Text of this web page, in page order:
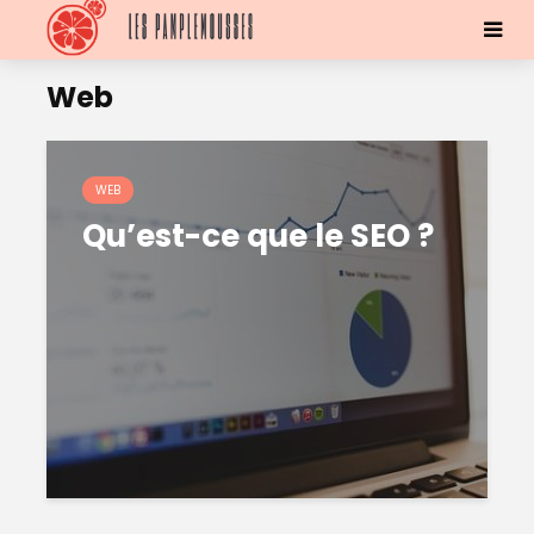
Web
WEB
Qu’est-ce que le SEO ?